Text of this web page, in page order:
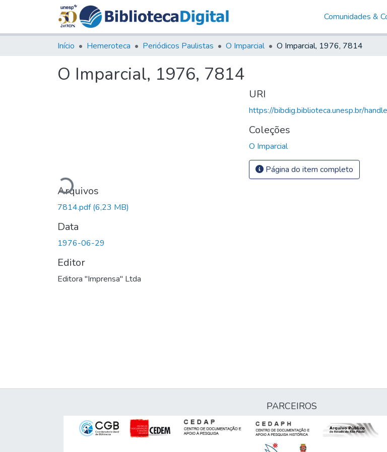
Comunidades &
Início Hemeroteca Periódicos Paulistas O Imparcial O Imparcial, 1976, 7814
O Imparcial, 1976, 7814
Carregando...
Arquivos
7814.pdf(6,23 MB)
Data
1976-06-29
Editor
Editora "Imprensa" Ltda
URI
https://bibdig.biblioteca.unesp.br/
Coleções
O Imparcial
Página do item completo
PARCEIROS